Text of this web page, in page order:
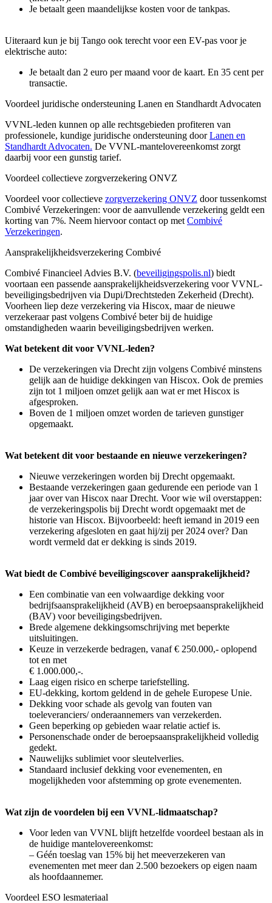
Je betaalt geen maandelijkse kosten voor de tankpas.
Uiteraard kun je bij Tango ook terecht voor een EV-pas voor je
elektrische auto:
Je betaalt dan 2 euro per maand voor de kaart. En 35 cent per
transactie.
Voordeel juridische ondersteuning Lanen en Standhardt Advocaten
VVNL-leden kunnen op alle rechtsgebieden profiteren van
professionele, kundige juridische ondersteuning doorLanen en
Standhardt Advocaten. De VVNL-mantelovereenkomst zorgt
daarbij voor een gunstig tarief.
Voordeel collectieve zorgverzekering ONVZ
Voordeel voor collectieve zorgverzekering ONVZ door tussenkomst
Combivé Verzekeringen: voor de aanvullende verzekering geldt een
korting van 7%. Neem hiervoor contact op met Combivé
Verzekeringen.
Aansprakelijkheidsverzekering Combivé
Combivé Financieel Advies B.V. (beveiligingspolis.nl) biedt
voortaan een passende aansprakelijkheidsverzekering voor VVNL-
beveiligingsbedrijven via Dupi/Drechtsteden Zekerheid (Drecht).
Voorheen liep deze verzekering via Hiscox, maar de nieuwe
verzekeraar past volgens Combivé beter bij de huidige
omstandigheden waarin beveiligingsbedrijven werken.
Wat betekent dit voor VVNL-leden?
De verzekeringen via Drecht zijn volgens Combivé minstens
gelijk aan de huidige dekkingen van Hiscox. Ook de premies
zijn tot 1 miljoen omzet gelijk aan wat er met Hiscox is
afgesproken.
Boven de 1 miljoen omzet worden de tarieven gunstiger
opgemaakt.
Wat betekent dit voor bestaande en nieuwe verzekeringen?
Nieuwe verzekeringen worden bij Drecht opgemaakt.
Bestaande verzekeringen gaan gedurende een periode van 1
jaar over van Hiscox naar Drecht. Voor wie wil overstappen:
de verzekeringspolis bij Drecht wordt opgemaakt met de
historie van Hiscox. Bijvoorbeeld: heeft iemand in 2019 een
verzekering afgesloten en gaat hij/zij per 2024 over? Dan
wordt vermeld dat er dekking is sinds 2019.
Wat biedt de Combivé beveiligingscover aansprakelijkheid?
Een combinatie van een volwaardige dekking voor
bedrijfsaansprakelijkheid (AVB) en beroepsaansprakelijkheid
(BAV) voor beveiligingsbedrijven.
Brede algemene dekkingsomschrijving met beperkte
uitsluitingen.
Keuze in verzekerde bedragen, vanaf € 250.000,- oplopend
tot en met
€ 1.000.000,-.
Laag eigen risico en scherpe tariefstelling.
EU-dekking, kortom geldend in de gehele Europese Unie.
Dekking voor schade als gevolg van fouten van
toeleveranciers/ onderaannemers van verzekerden.
Geen beperking op gebieden waar relatie actief is.
Personenschade onder de beroepsaansprakelijkheid volledig
gedekt.
Nauwelijks sublimiet voor sleutelverlies.
Standaard inclusief dekking voor evenementen, en
mogelijkheden voor afstemming op grote evenementen.
Wat zijn de voordelen bij een VVNL-lidmaatschap?
Voor leden van VVNL blijft hetzelfde voordeel bestaan als in
de huidige mantelovereenkomst:
– Géén toeslag van 15% bij het meeverzekeren van
evenementen met meer dan 2.500 bezoekers op eigen naam
als hoofdaannemer.
Voordeel ESO lesmateriaal